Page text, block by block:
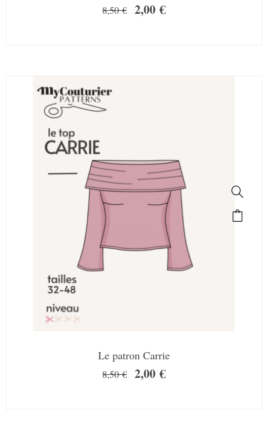
8,50€ 2,00€
Le patron Carrie
8,50€ 2,00€